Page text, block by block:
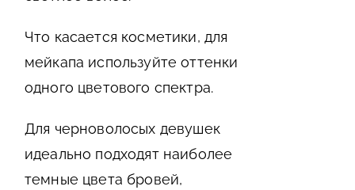
Что касается косметики, для
мейкапа используйте оттенки
одного цветового спектра.
Для черноволосых девушек
идеально подходят наиболее
темные цвета бровей,